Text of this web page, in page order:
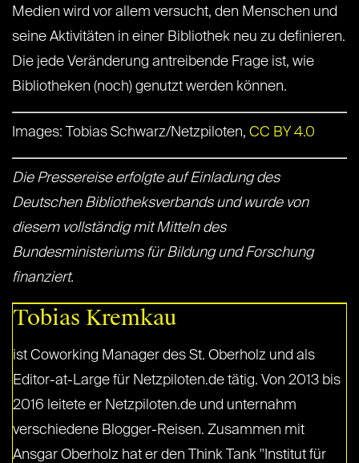
Medien wird vor allem versucht, den Menschen und
seine Aktivitäten in einer Bibliothek neu zu definieren.
Die jede Veränderung antreibende Frage ist, wie
Bibliotheken (noch) genutzt werden können.
Images: Tobias Schwarz/Netzpiloten, CC BY 4.0
Die Pressereise erfolgte auf Einladung des
Deutschen Bibliotheksverbands und wurde von
diesem vollständig mit Mitteln des
Bundesministeriums für Bildung und Forschung
finanziert.
Tobias Kremkau
ist Coworking Manager des St. Oberholz und als
Editor-at-Large für Netzpiloten.de tätig. Von 2013 bis
2016 leitete er Netzpiloten.de und unternahm
verschiedene Blogger-Reisen. Zusammen mit
Ansgar Oberholz hat er den Think Tank "Institut für